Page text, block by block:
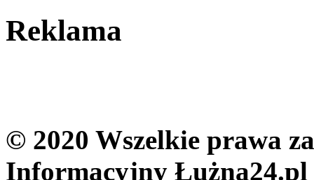
Reklama
© 2020 Wszelkie prawa
Informacyjny Łużna24.pl